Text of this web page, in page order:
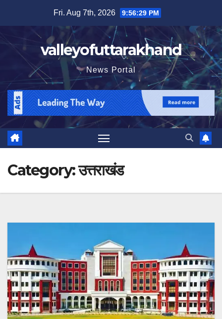
content
Fri. Aug 7th, 2026 9:56:31 PM
valleyofuttarakhand
News Portal
Category:उत्तराखंड